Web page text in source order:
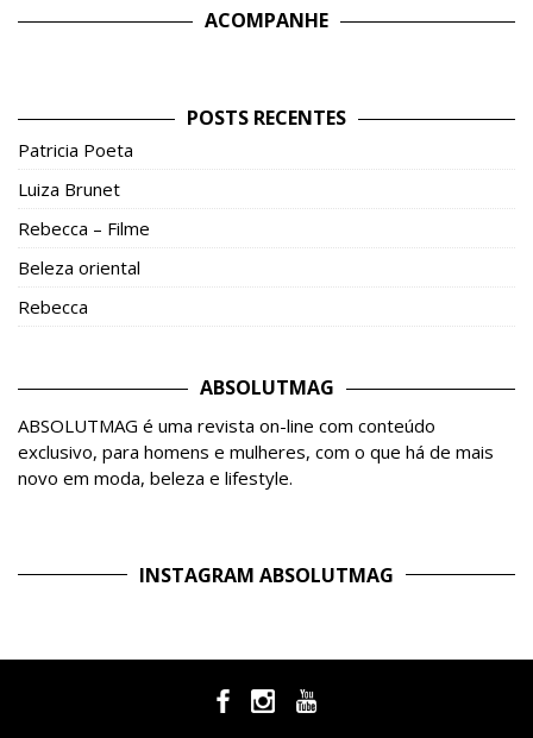
ACOMPANHE
POSTS RECENTES
Patricia Poeta
Luiza Brunet
Rebecca – Filme
Beleza oriental
Rebecca
ABSOLUTMAG
ABSOLUTMAG é uma revista on-line com conteúdo
exclusivo, para homens e mulheres, com o que há de mais
novo em moda, beleza e lifestyle.
INSTAGRAM ABSOLUTMAG